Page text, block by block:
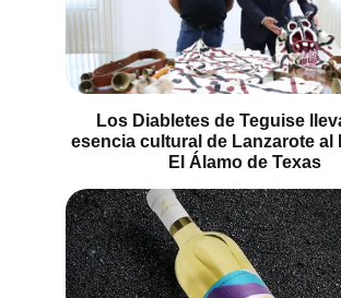
Los Diabletes de Teguise
esencia cultural de Lanzarote al
El Álamo de Texas